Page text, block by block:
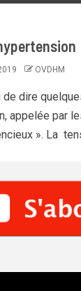
OVDHM
de dire
appelée par
». La